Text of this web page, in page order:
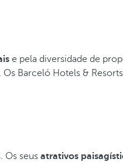
e pela diversidade de
. Os Barceló Hotels &
Os seus atrativos